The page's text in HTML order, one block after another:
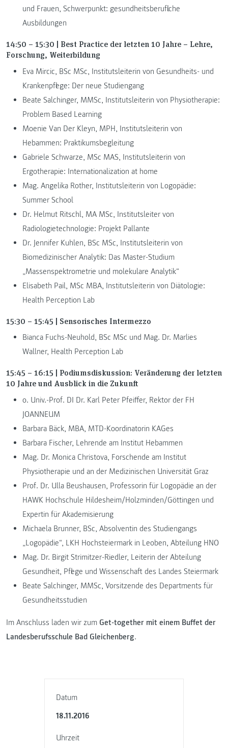
Datum
18.11.2016
Uhrzeit
und Frauen, Schwerpunkt: gesundheitsberufliche
Ausbildungen
14:50 – 15:30 | Best Practice der letzten 10 Jahre – Lehre,
Forschung, Weiterbildung
Eva Mircic, BSc MSc, Institutsleiterin von Gesundheits- und
Krankenpflege: Der neue Studiengang
Beate Salchinger, MMSc, Institutsleiterin von Physiotherapie:
Problem Based Learning
Moenie Van Der Kleyn, MPH, Institutsleiterin von
Hebammen: Praktikumsbegleitung
Gabriele Schwarze, MSc MAS, Institutsleiterin von
Ergotherapie: Internationalization at home
Mag. Angelika Rother, Institutsleiterin von Logopädie:
Summer School
Dr. Helmut Ritschl, MA MSc, Institutsleiter von
Radiologietechnologie: Projekt Pallante
Dr. Jennifer Kuhlen, BSc MSc, Institutsleiterin von
Biomedizinischer Analytik: Das Master-Studium
„Massenspektrometrie und molekulare Analytik“
Elisabeth Pail, MSc MBA, Institutsleiterin von Diätologie:
Health Perception Lab
15:30 – 15:45 | Sensorisches Intermezzo
Bianca Fuchs-Neuhold, BSc MSc und Mag. Dr. Marlies
Wallner, Health Perception Lab
15:45 – 16:15 | Podiumsdiskussion: Veränderung der letzten
10 Jahre und Ausblick in die Zukunft
o. Univ.-Prof. DI Dr. Karl Peter Pfeiffer, Rektor der FH
JOANNEUM
Barbara Bäck, MBA, MTD-Koordinatorin KAGes
Barbara Fischer, Lehrende am Institut Hebammen
Mag. Dr. Monica Christova, Forschende am Institut
Physiotherapie und an der Medizinischen Universität Graz
Prof. Dr. Ulla Beushausen, Professorin für Logopädie an der
HAWK Hochschule Hildesheim/Holzminden/Göttingen und
Expertin für Akademisierung
Michaela Brunner, BSc, Absolventin des Studiengangs
„Logopädie“, LKH Hochsteiermark in Leoben, Abteilung HNO
Mag. Dr. Birgit Strimitzer-Riedler, Leiterin der Abteilung
Gesundheit, Pflege und Wissenschaft des Landes Steiermark
Beate Salchinger, MMSc, Vorsitzende des Departments für
Gesundheitsstudien
Im Anschluss laden wir zum Get-together mit einem Buffet der
Landesberufsschule Bad Gleichenberg.